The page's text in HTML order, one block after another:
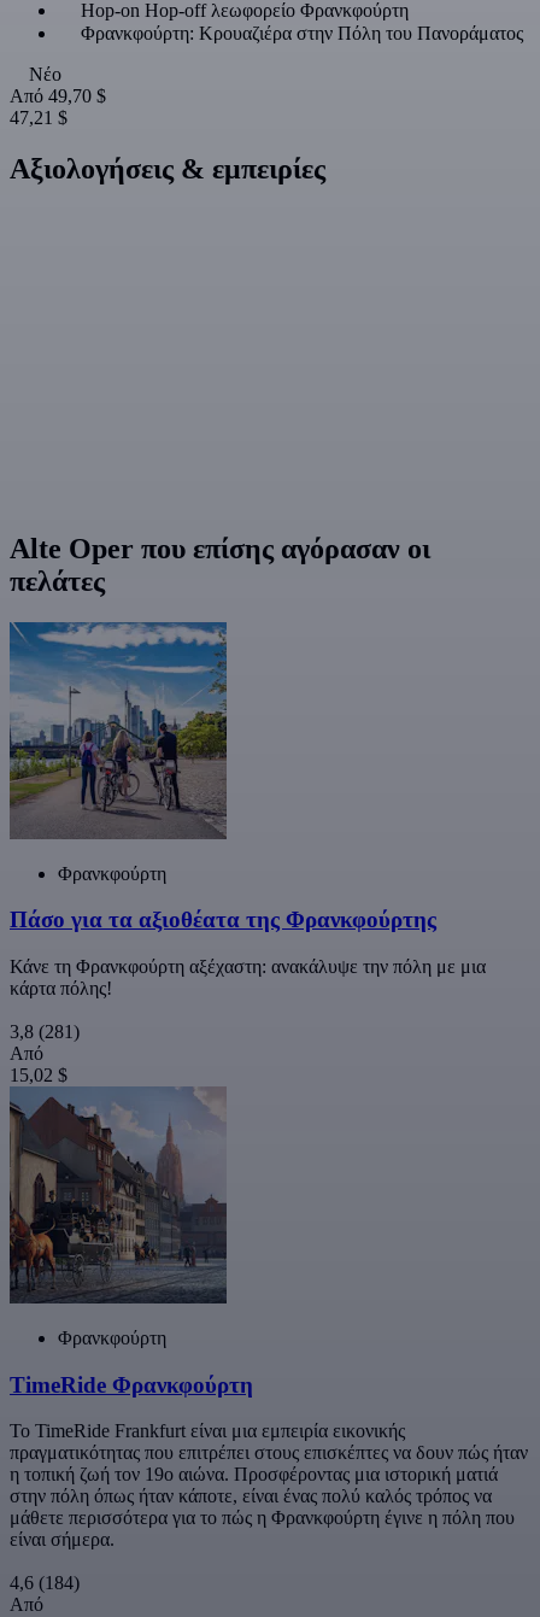
Hop-on Hop-off λεωφορείο Φρανκφούρτη
Φρανκφούρτη: Κρουαζιέρα στην Πόλη του Πανοράματος
Νέο
Από 49,70 $
47,21 $
Αξιολογήσεις & εμπειρίες
Alte Oper που επίσης αγόρασαν οι
πελάτες
Φρανκφούρτη
Πάσο για τα αξιοθέατα της Φρανκφούρτης
Κάνε τη Φρανκφούρτη αξέχαστη: ανακάλυψε την πόλη με μια
κάρτα πόλης!
3,8 (281)
Από
15,02 $
Φρανκφούρτη
TimeRide Φρανκφούρτη
Το TimeRide Frankfurt είναι μια εμπειρία εικονικής
πραγματικότητας που επιτρέπει στους επισκέπτες να δουν πώς ήταν
η τοπική ζωή τον 19ο αιώνα. Προσφέροντας μια ιστορική ματιά
στην πόλη όπως ήταν κάποτε, είναι ένας πολύ καλός τρόπος να
μάθετε περισσότερα για το πώς η Φρανκφούρτη έγινε η πόλη που
είναι σήμερα.
4,6 (184)
Από